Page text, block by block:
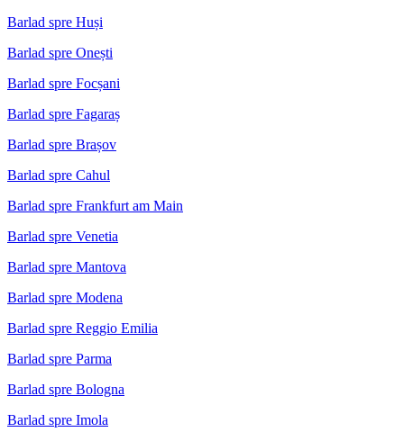
Barlad spre Huși
Barlad spre Onești
Barlad spre Focșani
Barlad spre Fagaraș
Barlad spre Brașov
Barlad spre Cahul
Barlad spre Frankfurt am Main
Barlad spre Venetia
Barlad spre Mantova
Barlad spre Modena
Barlad spre Reggio Emilia
Barlad spre Parma
Barlad spre Bologna
Barlad spre Imola